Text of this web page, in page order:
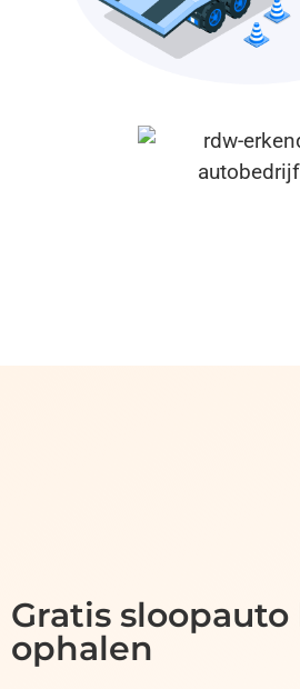
Gratis sloopauto
ophalen